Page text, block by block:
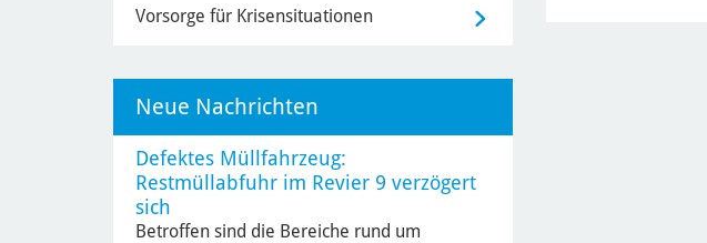
Vorsorge für Krisensituationen
Neue Nachrichten
Defektes Müllfahrzeug:
Restmüllabfuhr im Revier 9 verzögert
sich
Betroffen sind die Bereiche rund um